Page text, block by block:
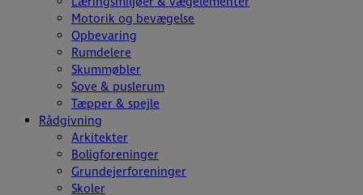
Motorik og bevægelse
Opbevaring
Rumdelere
Skummøbler
Sove & puslerum
Tæpper & spejle
Rådgivning
Arkitekter
Boligforeninger
Grundejerforeninger
Skoler